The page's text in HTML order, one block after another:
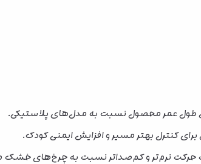
طول عمر محصول نسبت به مدل‌های پلاستیکی.
کنترل بهتر مسیر و افزایش ایمنی کودک.